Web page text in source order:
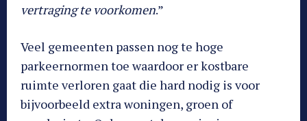
vertraging te voorkomen.”
Veel gemeenten passen nog te hoge
parkeernormen toe waardoor er kostbare
ruimte verloren gaat die hard nodig is voor
bijvoorbeeld extra woningen, groen of